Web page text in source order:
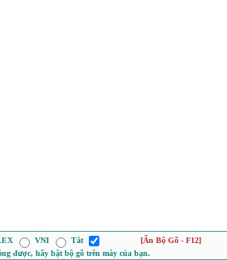
VNI Tắt
[Ẩn Bộ Gõ - F12]
được, hãy bật bộ gõ trên máy của bạn.